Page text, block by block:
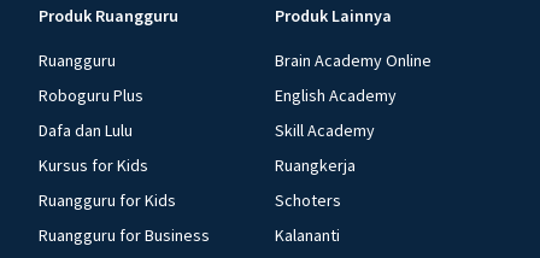
Produk Ruangguru
Ruangguru
Roboguru Plus
Dafa dan Lulu
Kursus for Kids
Ruangguru for Kids
Ruangguru for Business
Produk Lainnya
Brain Academy Online
English Academy
Skill Academy
Ruangkerja
Schoters
Kalananti